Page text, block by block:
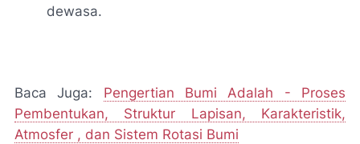
dewasa.
Baca Juga: Pengertian Bumi Adalah - Proses
Pembentukan, Struktur Lapisan, Karakteristik,
Atmosfer , dan Sistem Rotasi Bumi